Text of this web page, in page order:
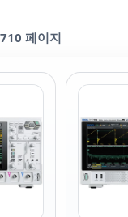
710 페이지